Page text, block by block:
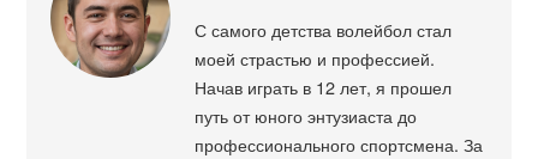
С самого детства волейбол стал
моей страстью и профессией.
Начав играть в 12 лет, я прошел
путь от юного энтузиаста до
профессионального спортсмена. За